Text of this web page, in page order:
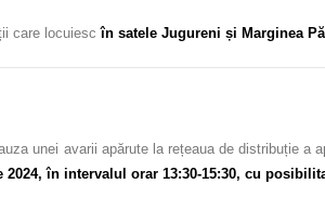
care locuiescîn satele Jugureni și Marginea
unei avarii apărute la rețeaua de distribuție a
2024, în intervalul orar 13:30-15:30, cu